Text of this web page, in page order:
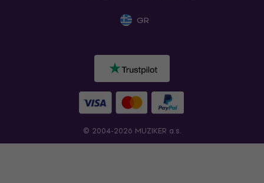
GR
© 2004-2026 MUZIKER a.s.